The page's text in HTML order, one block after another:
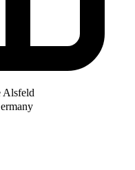
Alsfeld